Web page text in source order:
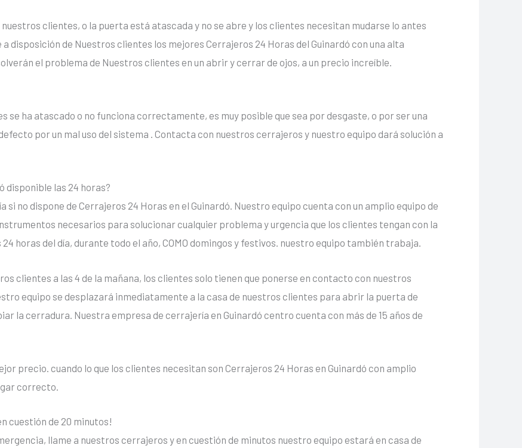
clientes, o la puerta está atascada y no se abre y los clientes necesitan mudarse lo antes
disposición de Nuestros clientes los mejores Cerrajeros 24 Horas del Guinardó con una alta
el problema de Nuestros clientes en un abrir y cerrar de ojos, a un precio increíble.
se ha atascado o no funciona correctamente, es muy posible que sea por desgaste, o por ser una
por un mal uso del sistema . Contacta con nuestros cerrajeros y nuestro equipo dará solución a
disponible las 24 horas?
no dispone de Cerrajeros 24 Horas en el Guinardó. Nuestro equipo cuenta con un amplio equipo de
necesarios para solucionar cualquier problema y urgencia que los clientes tengan con la
horas del día, durante todo el año, COMO domingos y festivos. nuestro equipo también trabaja.
clientes a las 4 de la mañana, los clientes solo tienen que ponerse en contacto con nuestros
equipo se desplazará inmediatamente a la casa de nuestros clientes para abrir la puerta de
la cerradura. Nuestra empresa de cerrajería en Guinardó centro cuenta con más de 15 años de
precio. cuando lo que los clientes necesitan son Cerrajeros 24 Horas en Guinardó con amplio
correcto.
cuestión de 20 minutos!
llame a nuestros cerrajeros y en cuestión de minutos nuestro equipo estará en casa de